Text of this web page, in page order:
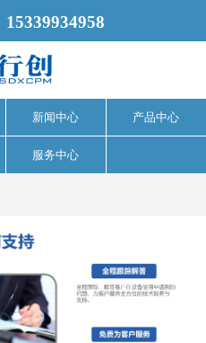
15339934958
新闻中心 产品中心
服务中心